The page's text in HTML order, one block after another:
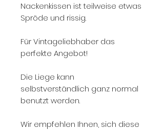
Nackenkissen ist teilweise etwas
Spröde und rissig.
Für Vintageliebhaber das
perfekte Angebot!
Die Liege kann
selbstverständlich ganz normal
benutzt werden.
Wir empfehlen Ihnen, sich diese